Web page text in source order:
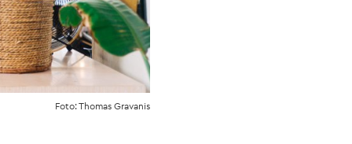
Foto: Thomas Gravanis